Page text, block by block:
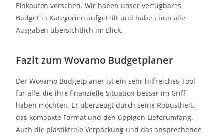
Einkaufen versehen. Wir haben unser verfügbares
Budget in Kategorien aufgeteilt und haben nun alle
Ausgaben übersichtlich im Blick.
Fazit zum Wovamo Budgetplaner
Der Wovamo Budgetplaner ist ein sehr hilfreiches Tool
für alle, die ihre finanzielle Situation besser im Griff
haben möchten. Er überzeugt durch seine Robustheit,
das kompakte Format und den üppigen Lieferumfang.
Auch die plastikfreie Verpackung und das ansprechende